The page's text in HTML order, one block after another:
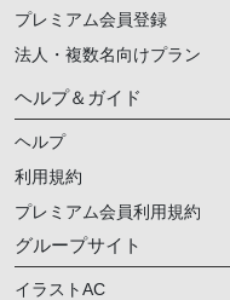
プレミアム会員登録
法人・複数名向けプラン
ヘルプ＆ガイド
ヘルプ
利用規約
プレミアム会員利用規約
グループサイト
イラストAC